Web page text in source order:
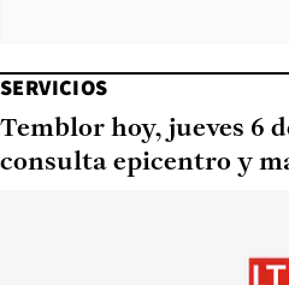
SERVICIOS
Temblor hoy, jueves 6
consulta epicentro y